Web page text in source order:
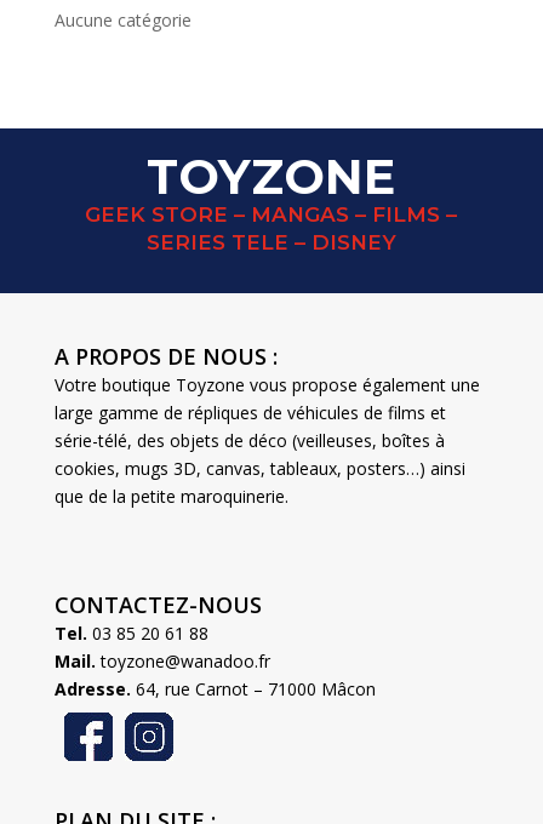
Aucune catégorie
TOYZONE
GEEK STORE – MANGAS – FILMS –
SERIES TELE – DISNEY
A PROPOS DE NOUS :
Votre boutique Toyzone vous propose également une
large gamme de répliques de véhicules de films et
série-télé, des objets de déco (veilleuses, boîtes à
cookies, mugs 3D, canvas, tableaux, posters…) ainsi
que de la petite maroquinerie.
CONTACTEZ-NOUS
Tel. 03 85 20 61 88
Mail. toyzone@wanadoo.fr
Adresse. 64, rue Carnot – 71000 Mâcon